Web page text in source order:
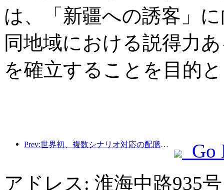
は、「新疆への誘客」
同地域における説得力
を確立することを目的
Prev:世界初、複数シナリオ対応の配膳サービスに特化したヒューマノイドロボットが公開
Go
アドレス: 淮海中路935